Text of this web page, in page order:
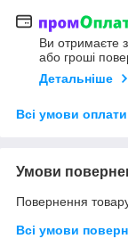
Ви отримаєте
або гроші
Детальніше
Всі умови оплати
Умови
Повернення
Всі умови